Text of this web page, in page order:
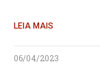
LEIA MAIS
06/04/2023